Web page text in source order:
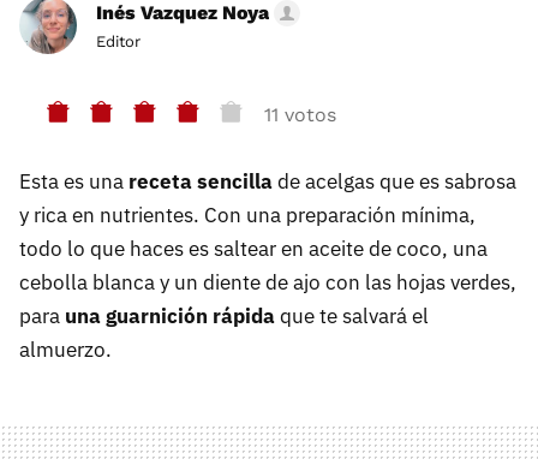
Inés Vazquez Noya
Editor
11 votos
Esta es una receta sencillade acelgas que es sabrosa
y rica en nutrientes. Con una preparación mínima,
todo lo que haces es saltear en aceite de coco, una
cebolla blanca y un diente de ajo con las hojas verdes,
para una guarnición rápidaque te salvará el
almuerzo.